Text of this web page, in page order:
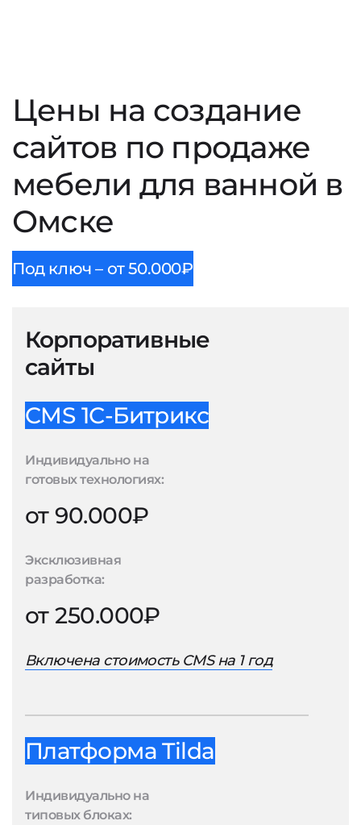
Цены на создание
сайтов по продаже
мебели для ванной в
Омске
Под ключ – от 50.000₽
Корпоративные
сайты
CMS 1С-Битрикс
Индивидуально на
готовых технологиях:
от 90.000₽
Эксклюзивная
разработка:
от 250.000₽
Включена стоимость CMS на 1 год
Платформа Tilda
Индивидуально на
типовых блоках: